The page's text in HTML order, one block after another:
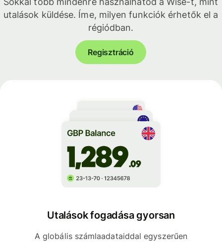
utalások küldése. Íme, milyen funkciók érhetők el a
régiódban.
Regisztráció
Utalások fogadása gyorsan
A globális számlaadataiddal egyszerűen